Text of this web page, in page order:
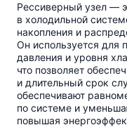
Рессиверный узел —
в холодильной
накопления и
Он используется для
давления и уровня
что позволяет
и длительный срок
обеспечивают
по системе и
повышая